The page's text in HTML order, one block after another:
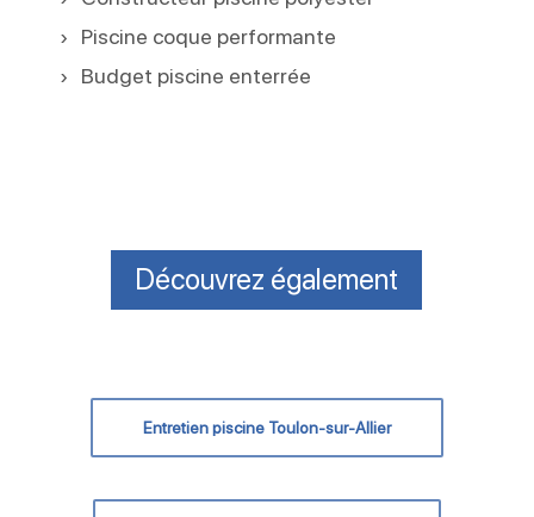
Piscine coque performante
Budget piscine enterrée
Découvrez également
Entretien piscine Toulon-sur-Allier